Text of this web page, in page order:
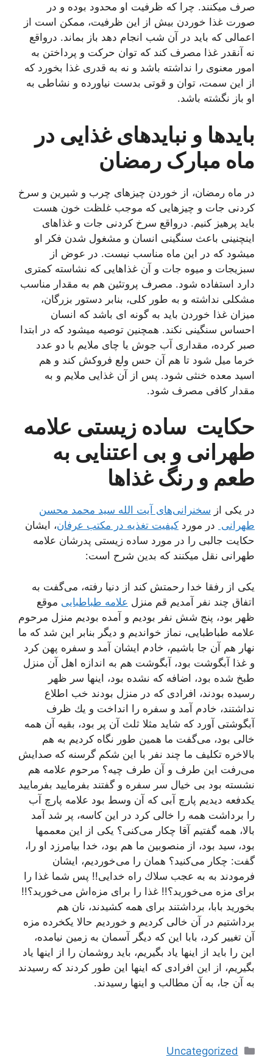
صرف میکنند. چرا که ظرفیت او محدود بوده و در
صورت غذا خوردن بیش از این ظرفیت، ممکن است از
اعمالی که باید در آن شب انجام دهد باز بماند. درواقع
نه آنقدر غذا مصرف کند که توان حرکت و پرداختن به
امور معنوی را نداشته باشد و نه به قدری غذا بخورد که
از این سمت، توان و قوتی بدست نیاورده و نشاطی به
او باز نگشته باشد.
بایدها و نبایدهای غذایی در
ماه مبارک رمضان
در ماه رمضان، از خوردن چیزهای چرب و شیرین و سرخ
كردنی جات و چیزهایی كه موجب غلظت خون هست
باید پرهیز كنیم. درواقع سرخ كردنی جات و غذاهای
اینچنینی باعث سنگینی انسان و مشغول شدن فکر او
میشود که در این ماه مناسب نیست. در عوض از
سبزیجات و میوه جات و آن غذاهایی كه نشاسته کمتری
دارد استفاده شود. مصرف پروتئین هم به مقدار مناسب
مشکلی نداشته و به طور کلی، بنابر دستور بزرگان،
میزان غذا خوردن باید به گونه ای باشد که انسان
احساس سنگینی نکند. همچنین توصیه میشود که در ابتدا
صبر کرده، مقداری آب جوش یا چای ملایم با دو عدد
خرما میل شود تا هم آن حس ولع فروکش کند و هم
اسید معده خنثی شود. پس از آن غذایی ملایم و به
مقدار کافی مصرف شود.
حکایت ساده زیستی علامه
طهرانی و بی اعتنایی به
طعم و رنگ غذاها
در یکی از سخنرانی‌های آیت الله سید محمد محسن
طهرانی در مورد کیفیت تغذیه در مکتب عرفان، ایشان
حکایت جالبی را در مورد ساده زیستی پدرشان علامه
طهرانی نقل میکنند که بدین شرح است:
یكی از رفقا خدا رحمتش كند از دنیا رفته، می‌گفت به
اتفاق چند نفر آمدیم قم منزل علامه طباطبایی‌ موقع
ظهر بود، پنج شش نفر بودیم و آمده بودیم منزل مرحوم
علامه طباطبایی، نماز خواندیم و دیگر بنابر این شد كه ما
نهار هم آن جا باشیم، خادم ایشان آمد و سفره پهن كرد
و غذا آبگوشت بود، آبگوشت هم به اندازه اهل آن منزل
طبخ شده بود، اضافه كه نشده بود، اینها سر ظهر
رسیده بودند، افرادی كه در منزل بودند خب اطلاع
نداشتند، خادم آمد و سفره را انداخت و یك ظرف
آبگوشتی آورد كه شاید مثلا ثلث آن پر بود، بقیه آن همه
خالی بود، می‌گفت ما همین طور نگاه كردیم به هم
بالاخره تكلیف ما چند نفر با این شكم گرسنه كه صدایش
می‌رفت این طرف و آن طرف چیه؟ مرحوم علامه هم
نشسته بود بی خیال سر سفره و گفتند بفرمایید بفرمایید
یكدفعه دیدیم پارچ آبی كه آن وسط بود علامه پارچ آب
را برداشت همه را خالی كرد در این كاسه، پر شد آمد
بالا، همه گفتیم آقا چكار می‌كنی؟ یكی از این معممها
بود، سید بود، از منصوبین ما هم بود، خدا بیامرزد او را،
گفت: چكار می‌كنید؟ همان را می‌خوردیم، ایشان
فرمودند به به عجب سلاك راه خدایی!! پس شما غذا را
برای مزه می‌خورید؟!! غذا را برای مزه‌اش می‌خورید؟!!
بخورید بابا، برداشتند برای همه كشیدند، نان هم
برداشتیم در آن خالی كردیم و خوردیم حالا یكخرده مزه
آن تغییر كرد، بابا این كه دیگر آسمان به زمین نیامده،
این را باید از اینها یاد بگیریم، باید روشمان را از اینها یاد
بگیریم، از این افرادی كه اینها این طور كردند كه رسیدند
به آن جا، به آن مطالب و اینها رسیدند.
دسته‌ها
Uncategorized